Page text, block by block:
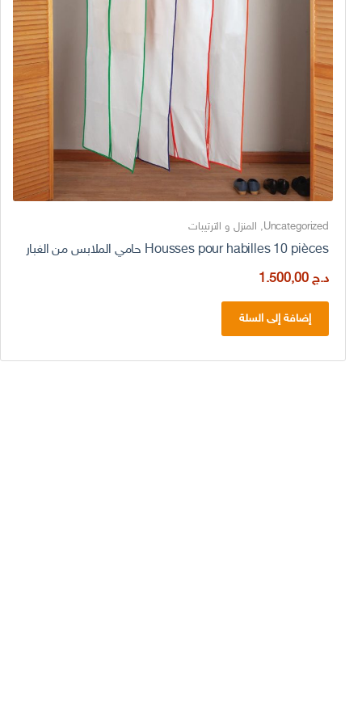
Uncategorized
, المنزل و الترتيبات
Housses pour habilles 10 pièces حامي الملابس من الغبار
د.ج1.500,00
إضافة إلى السلة